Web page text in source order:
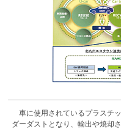
車に使用されているプラスチ
ダーダストとなり、輸出や焼却